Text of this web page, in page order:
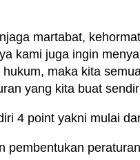
martabat,
kami juga ingin
maka kita
yang kita buat
4 point yakni mulai
pembentukan peraturan